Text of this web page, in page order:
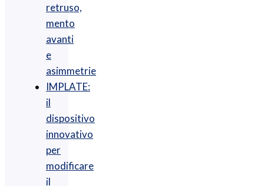
retruso,
mento
avanti
e
asimmetrie
IMPLATE:
il
dispositivo
innovativo
per
modificare
il